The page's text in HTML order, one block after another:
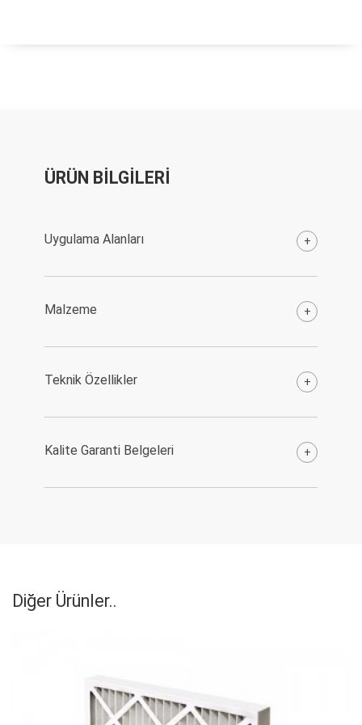
ÜRÜN BİLGİLERİ
Uygulama Alanları +
Malzeme +
Teknik Özellikler +
Kalite Garanti Belgeleri +
Diğer Ürünler..